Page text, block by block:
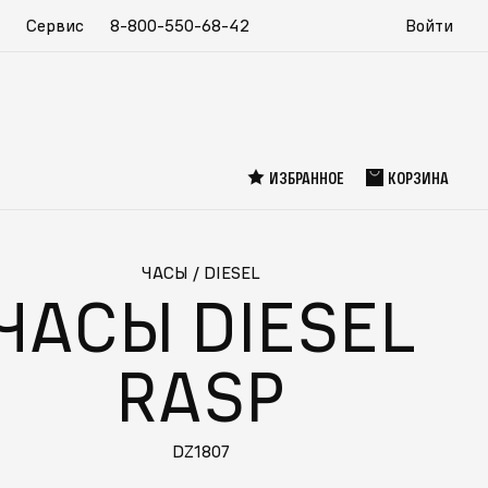
Сервис 8-800-550-68-42 Войти
ИЗБРАННОЕ КОРЗИНА
ЧАСЫ / DIESEL
DIESEL
RASP
DZ1807